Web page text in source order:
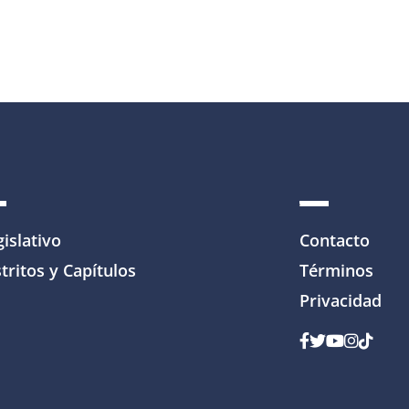
y Capítulos
Contacto
Términos
Privacidad
Facebook
Gorjeo
YouTube
Tik